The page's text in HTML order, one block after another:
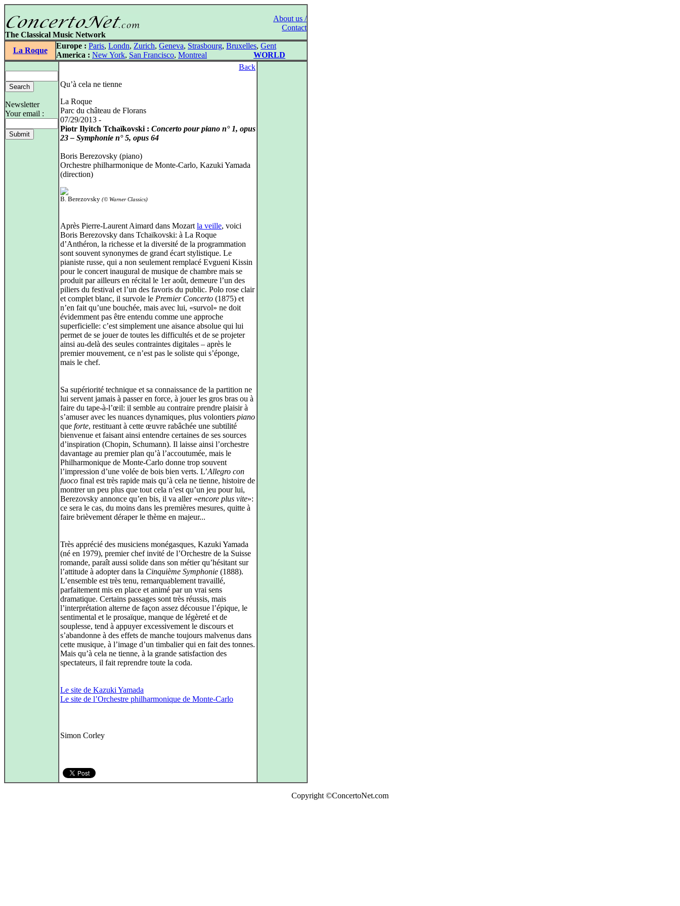
About us /
Contact
The Classical Music Network
La Roque
Europe : Paris, Londn, Zurich, Geneva, Strasbourg, Bruxelles, Gent
America : New York, San Francisco, Montreal WORLD
Newsletter
Your email :
Back
Qu’à cela ne tienne
La Roque
Parc du château de Florans
07/29/2013 -
Piotr Ilyitch Tchaïkovski : Concerto pour piano n° 1, opus
23 – Symphonie n° 5, opus 64
Boris Berezovsky (piano)
Orchestre philharmonique de Monte-Carlo, Kazuki Yamada
(direction)
B. Berezovsky (© Warner Classics)
Après Pierre-Laurent Aimard dans Mozart la veille, voici
Boris Berezovsky dans Tchaïkovski: à La Roque
d’Anthéron, la richesse et la diversité de la programmation
sont souvent synonymes de grand écart stylistique. Le
pianiste russe, qui a non seulement remplacé Evgueni Kissin
pour le concert inaugural de musique de chambre mais se
produit par ailleurs en récital le 1er août, demeure l’un des
piliers du festival et l’un des favoris du public. Polo rose clair
et complet blanc, il survole le Premier Concerto (1875) et
n’en fait qu’une bouchée, mais avec lui, «survol» ne doit
évidemment pas être entendu comme une approche
superficielle: c’est simplement une aisance absolue qui lui
permet de se jouer de toutes les difficultés et de se projeter
ainsi au-delà des seules contraintes digitales – après le
premier mouvement, ce n’est pas le soliste qui s’éponge,
mais le chef.
Sa supériorité technique et sa connaissance de la partition ne
lui servent jamais à passer en force, à jouer les gros bras ou à
faire du tape-à-l’œil: il semble au contraire prendre plaisir à
s’amuser avec les nuances dynamiques, plus volontiers piano
que forte, restituant à cette œuvre rabâchée une subtilité
bienvenue et faisant ainsi entendre certaines de ses sources
d’inspiration (Chopin, Schumann). Il laisse ainsi l’orchestre
davantage au premier plan qu’à l’accoutumée, mais le
Philharmonique de Monte-Carlo donne trop souvent
l’impression d’une volée de bois bien verts. L’Allegro con
fuoco final est très rapide mais qu’à cela ne tienne, histoire de
montrer un peu plus que tout cela n’est qu’un jeu pour lui,
Berezovsky annonce qu’en bis, il va aller «encore plus vite»:
ce sera le cas, du moins dans les premières mesures, quitte à
faire brièvement déraper le thème en majeur...
Très apprécié des musiciens monégasques, Kazuki Yamada
(né en 1979), premier chef invité de l’Orchestre de la Suisse
romande, paraît aussi solide dans son métier qu’hésitant sur
l’attitude à adopter dans la Cinquième Symphonie (1888).
L’ensemble est très tenu, remarquablement travaillé,
parfaitement mis en place et animé par un vrai sens
dramatique. Certains passages sont très réussis, mais
l’interprétation alterne de façon assez décousue l’épique, le
sentimental et le prosaïque, manque de légèreté et de
souplesse, tend à appuyer excessivement le discours et
s’abandonne à des effets de manche toujours malvenus dans
cette musique, à l’image d’un timbalier qui en fait des tonnes.
Mais qu’à cela ne tienne, à la grande satisfaction des
spectateurs, il fait reprendre toute la coda.
Le site de Kazuki Yamada
Le site de l’Orchestre philharmonique de Monte-Carlo
Simon Corley
Copyright ©ConcertoNet.com